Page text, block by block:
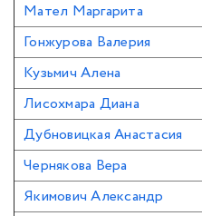
Мател Маргарита
Гонжурова Валерия
Кузьмич Алена
Лисохмара Диана
Дубновицкая Анастасия
Чернякова Вера
Якимович Александр